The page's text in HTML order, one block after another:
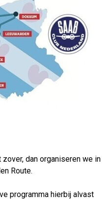
dan organiseren we in
Route.
programma hierbij alvast